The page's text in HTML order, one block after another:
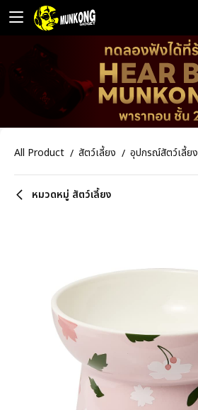
All Product สัตว์เลี้ยง อุปกรณ์สัตว์เลี้ยง
หมวดหมู่ สัตว์เลี้ยง